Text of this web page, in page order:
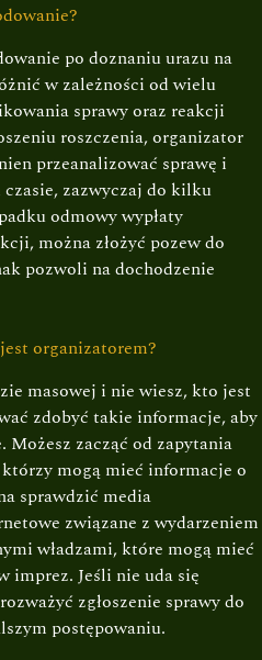
po doznaniu urazu na
w zależności od wielu
sprawy oraz reakcji
roszczenia, organizator
przeanalizować sprawę i
zazwyczaj do kilku
odmowy wypłaty
można złożyć pozew do
pozwoli na dochodzenie
organizatorem?
masowej i nie wiesz, kto jest
zdobyć takie informacje, aby
Możesz zacząć od zapytania
mogą mieć informacje o
sprawdzić media
związane z wydarzeniem
władzami, które mogą mieć
imprez. Jeśli nie uda się
zgłoszenie sprawy do
postępowaniu.